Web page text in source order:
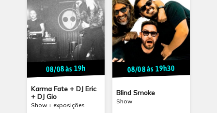
08/08 às 19h
Karma Fate + DJ Eric
+ DJ Gio
Show + exposições
08/08 às 19h30
Blind Smoke
Show